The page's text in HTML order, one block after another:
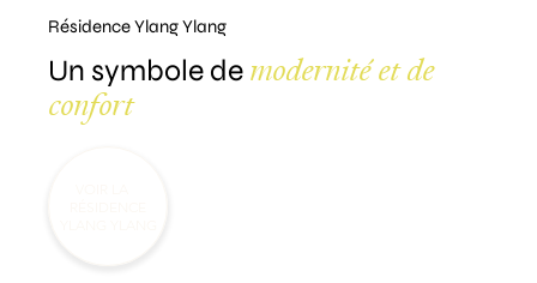
Un symbole de modernité et de
confort
Résidence Ylang Ylang